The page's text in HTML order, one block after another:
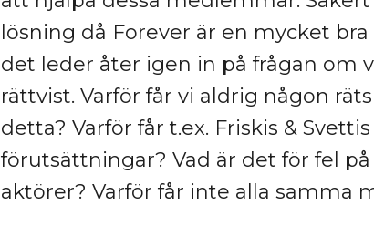
lösning då Forever är en mycket bra
det leder åter igen in på frågan om
rättvist. Varför får vi aldrig någon
detta? Varför får t.ex. Friskis &
förutsättningar? Vad är det för fel
aktörer? Varför får inte alla samma